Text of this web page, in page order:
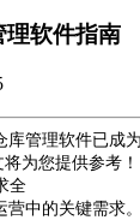
理软件指南
管理软件已成
将为您提供参考！
全
营中的关键需求